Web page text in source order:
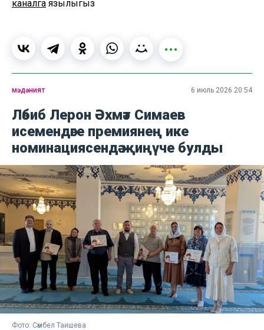
каналга язылыгыз
мәдәният 6 июль 2026 20:54
Ләбиб Лерон Әхмәт Симаев
исемендәге премиянең ике
номинациясендә җиңүче булды
Фото: Сөмбел Таишева